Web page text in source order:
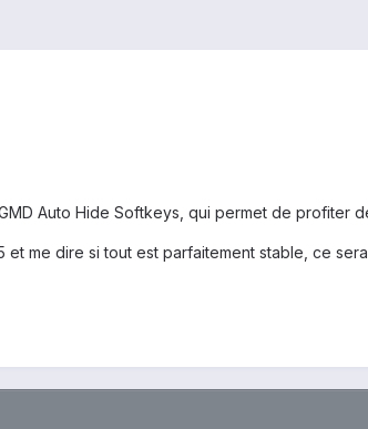
Auto Hide Softkeys, qui permet de profiter
me dire si tout est parfaitement stable, ce